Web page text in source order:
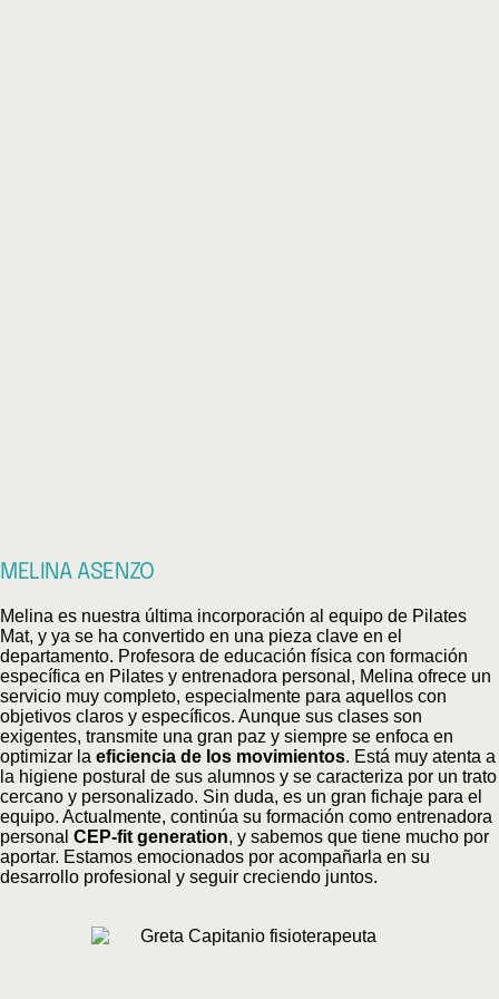
MELINA ASENZO
Melina es nuestra última incorporación al equipo de Pilates
Mat, y ya se ha convertido en una pieza clave en el
departamento. Profesora de educación física con formación
específica en Pilates y entrenadora personal, Melina ofrece un
servicio muy completo, especialmente para aquellos con
objetivos claros y específicos. Aunque sus clases son
exigentes, transmite una gran paz y siempre se enfoca en
optimizar la eficiencia de los movimientos. Está muy atenta a
la higiene postural de sus alumnos y se caracteriza por un trato
cercano y personalizado. Sin duda, es un gran fichaje para el
equipo. Actualmente, continúa su formación como entrenadora
personal CEP-fit generation, y sabemos que tiene mucho por
aportar. Estamos emocionados por acompañarla en su
desarrollo profesional y seguir creciendo juntos.